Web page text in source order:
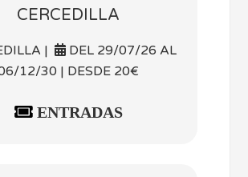
CERCEDILLA
|
DEL 29/07/26 AL
12/30 | DESDE 20€
ENTRADAS